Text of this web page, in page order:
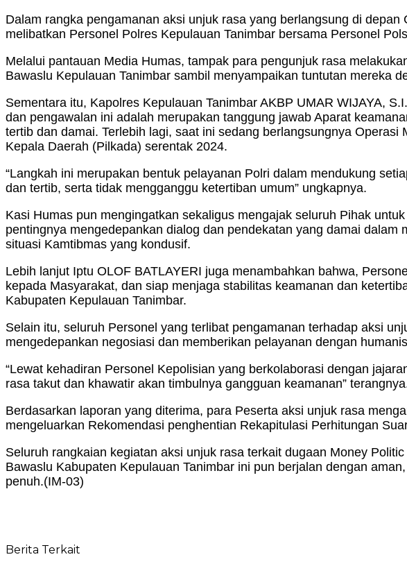
Dalam rangka pengamanan aksi unjuk rasa yang berlangsung di
melibatkan Personel Polres Kepulauan Tanimbar bersama Personel
Melalui pantauan Media Humas, tampak para pengunjuk rasa
Bawaslu Kepulauan Tanimbar sambil menyampaikan tuntutan mereka
Sementara itu, Kapolres Kepulauan Tanimbar AKBP UMAR WIJAYA,
dan pengawalan ini adalah merupakan tanggung jawab Aparat
tertib dan damai. Terlebih lagi, saat ini sedang berlangsungnya
Kepala Daerah (Pilkada) serentak 2024.
“Langkah ini merupakan bentuk pelayanan Polri dalam mendukung
dan tertib, serta tidak mengganggu ketertiban umum” ungkapnya.
Kasi Humas pun mengingatkan sekaligus mengajak seluruh Pihak
pentingnya mengedepankan dialog dan pendekatan yang damai
situasi Kamtibmas yang kondusif.
Lebih lanjut Iptu OLOF BATLAYERI juga menambahkan bahwa,
kepada Masyarakat, dan siap menjaga stabilitas keamanan dan
Kabupaten Kepulauan Tanimbar.
Selain itu, seluruh Personel yang terlibat pengamanan terhadap aksi
mengedepankan negosiasi dan memberikan pelayanan dengan
“Lewat kehadiran Personel Kepolisian yang berkolaborasi dengan
rasa takut dan khawatir akan timbulnya gangguan keamanan”
Berdasarkan laporan yang diterima, para Peserta aksi unjuk rasa
mengeluarkan Rekomendasi penghentian Rekapitulasi Perhitungan
Seluruh rangkaian kegiatan aksi unjuk rasa terkait dugaan Money
Bawaslu Kabupaten Kepulauan Tanimbar ini pun berjalan dengan
penuh.(IM-03)
Berita Terkait